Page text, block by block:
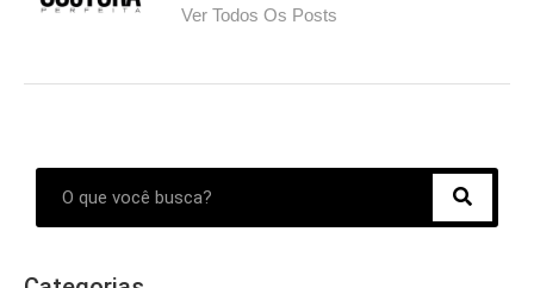
Ver Todos Os Posts